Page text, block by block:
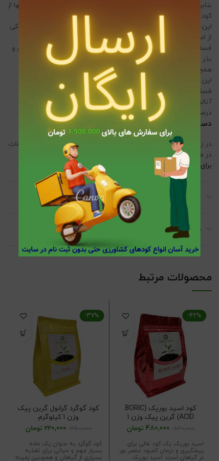
بنابراین، در هنگام بروز ضعف های گیاهی، میتوانید برای از رهایی آنها از
کود map استفاده نمایید.
این عنصر برای گیاهان از اهمیت بسیار بالایی برخوردار میباشد. که یکی
از اساسی ترین عملکردهای آن افزایش متابولیسم در گیاه است.
فسفر یکی از مهمترین عناصر در بوجود آمدن محصولات غذایی و گل و
بذر است و برروی اندام های جنسی گیاه تاثیر بسزایی میگذارد.
همچنین کمبود فسفر باعث کاهش رشد گیاهان میشود.
این عنصر بشکل فسفات جذب گیاهان می شود. وجود مقدار کافی
فسفر باعث افزایش رشد گیاهان می شود.
درصد نیتروژن : 12 درصد محلول در آب
دستور مصرف:
در زمین های کشاورزی و مزارع 5-10 کیلوگرم کود مونو آمونیوم فسفات
در هر هکتار مصرف میشود و هر دو هفته یکبار باید تمدید گردد.
برای استفاده دقیق از این کود به اینجا مراجعه کنید .
توضیحات تکمیلی
نظرات (0)
محصولات مرتبط
-42%
کود اسید بوریک (BORIC
ACID) گرین پیک وزن 1
کیلوگرم
480,000 تومان
اسید بوریک یک کود عالی برای
پیشگیری و درمان کمبود عنصر بور
در گیاهان است. اسید بوریک
-37%
کود گوگرد گرانول گرین پیک
وزن 1 کیلوگرم
220,000 تومان
کود گوگرد به عنوان یک ماده
بسیار مهم و حیاتی برای تغذیه
بسیاری از گیاهان و همچنین زمینه